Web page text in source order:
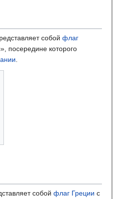
собой флаг
посередине которого
собой флаг Греции с